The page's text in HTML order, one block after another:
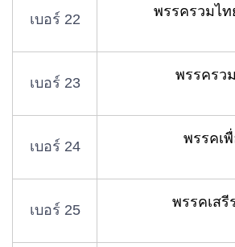
เบอร์ 22 พรรครวมไท
เบอร์ 23 พรรครว
เบอร์ 24 พรรคเ
เบอร์ 25 พรรคเสรี